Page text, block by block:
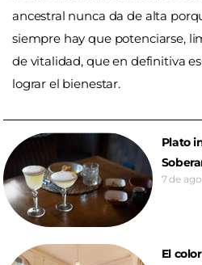
ancestral nunca da de alta
siempre hay que potenciarse,
de vitalidad, que en definitiva
lograr el bienestar.
Plato
7 de
El